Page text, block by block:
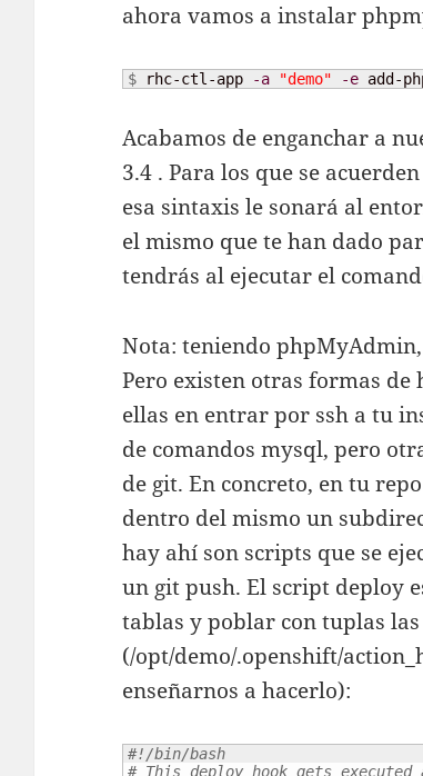
ahora vamos a instalar
$ rhc-ctl-app -a "demo" -e add-
Acabamos de enganchar a
3.4 . Para los que se
esa sintaxis le sonará al
el mismo que te han dado
tendrás al ejecutar el
Nota: teniendo
Pero existen otras formas
ellas en entrar por ssh a tu
de comandos mysql, pero
de git. En concreto, en tu
dentro del mismo un
hay ahí son scripts que se
un git push. El script deploy
tablas y poblar con tuplas
(/opt/demo/.openshift/
enseñarnos a hacerlo):
#!/bin/bash
# This deploy hook gets